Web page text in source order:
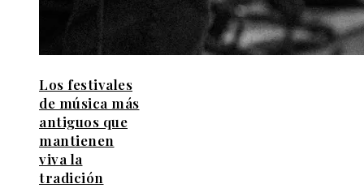
Los festivales
de música más
antiguos que
mantienen
viva la
tradición